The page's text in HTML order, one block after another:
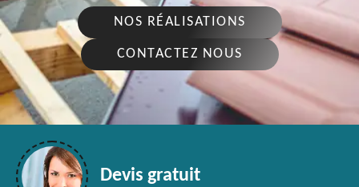
NOS RÉALISATIONS
CONTACTEZ NOUS
Devis gratuit